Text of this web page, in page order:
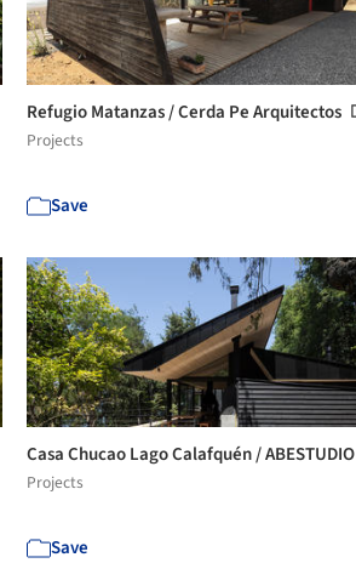
Refugio Matanzas / Cerda Pe Arquitectos
Projects
Save
Casa Chucao Lago Calafquén / ABESTUDIO
Projects
Save